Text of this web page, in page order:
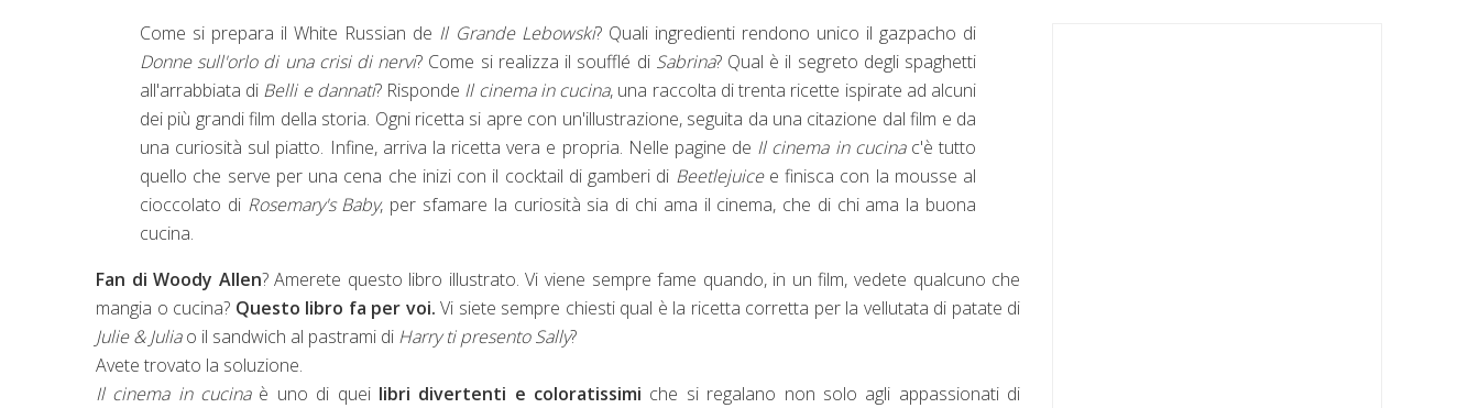
Come si prepara il White Russian de Il Grande Lebowski? Quali ingredienti rendono unico il gazpacho di
Donne sull'orlo di una crisi di nervi? Come si realizza il soufflé di Sabrina? Qual è il segreto degli spaghetti
all'arrabbiata di Belli e dannati? Risponde Il cinema in cucina, una raccolta di trenta ricette ispirate ad alcuni
dei più grandi film della storia. Ogni ricetta si apre con un'illustrazione, seguita da una citazione dal film e da
una curiosità sul piatto. Infine, arriva la ricetta vera e propria. Nelle pagine de Il cinema in cucinac'è tutto
quello che serve per una cena che inizi con il cocktail di gamberi di Beetlejuicee finisca con la mousse al
cioccolato di Rosemary's Baby, per sfamare la curiosità sia di chi ama il cinema, che di chi ama la buona
cucina.
Fan di Woody Allen? Amerete questo libro illustrato. Vi viene sempre fame quando, in un film, vedete qualcuno che
mangia o cucina? Questo libro fa per voi. Vi siete sempre chiesti qual è la ricetta corretta per la vellutata di patate di
Julie & Juliao il sandwich al pastrami di Harry ti presento Sally?
Avete trovato la soluzione.
Il cinema in cucinaè uno di quei libri divertenti e coloratissimi che si regalano non solo agli appassionati di